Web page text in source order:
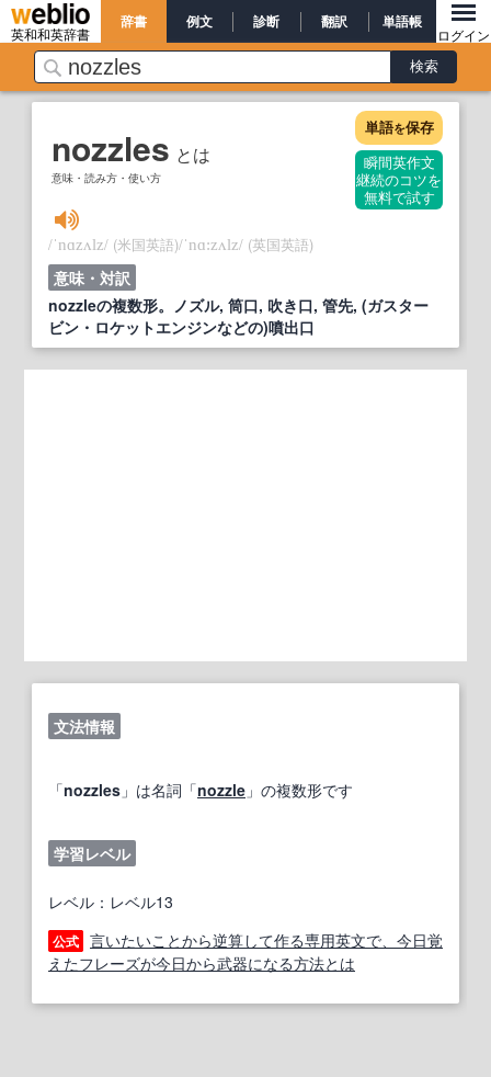
英和和英辞書
辞書 例文 診断 翻訳 単語帳
ログイン
nozzles とは
意味・読み方・使い方
単語を保存
瞬間英作文
継続のコツを
無料で試す
/ˈnɑzʌlz/ (米国英語)/ˈnɑ:zʌlz/ (英国英語)
意味・対訳
nozzleの複数形。ノズル, 筒口, 吹き口, 管先, (ガスター
ビン・ロケットエンジンなどの)噴出口
文法情報
「nozzles 」は名詞「nozzle 」の複数形です
学習レベル
レベル：レベル13
公式 言いたいことから逆算して作る専用英文で、今日覚
えたフレーズが今日から武器になる方法とは